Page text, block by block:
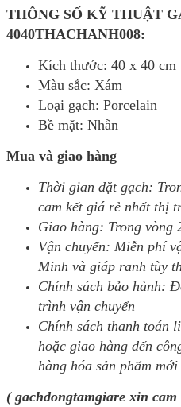
THÔNG SỐ KỸ THUẬT
4040THACHANH008:
Kích thước: 40 x 40 cm
Màu sắc: Xám
Loại gạch: Porcelain
Bề mặt: Nhẵn
Mua và giao hàng
Thời gian đặt gạch:
cam kết giá rẻ nhất thị
Giao hàng: Trong vòng
Vận chuyển: Miễn phí
Minh và giáp ranh tùy
Chính sách bảo hành:
trình vận chuyển
Chính sách thanh toán
hoặc giao hàng đến
hàng hóa sản phẩm
( gachdongtamgiare xin